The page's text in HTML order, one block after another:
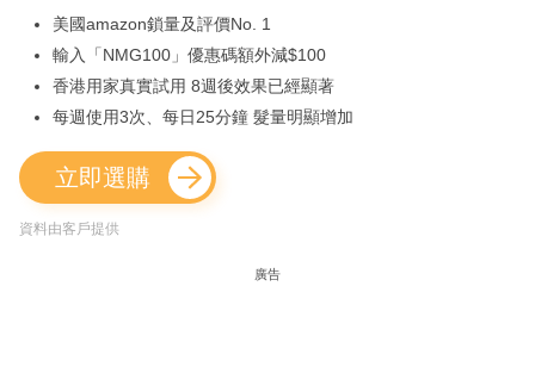
美國amazon鎖量及評價No. 1
輸入「NMG100」優惠碼額外減$100
香港用家真實試用 8週後效果已經顯著
每週使用3次、每日25分鐘 髮量明顯增加
立即選購
資料由客戶提供
廣告